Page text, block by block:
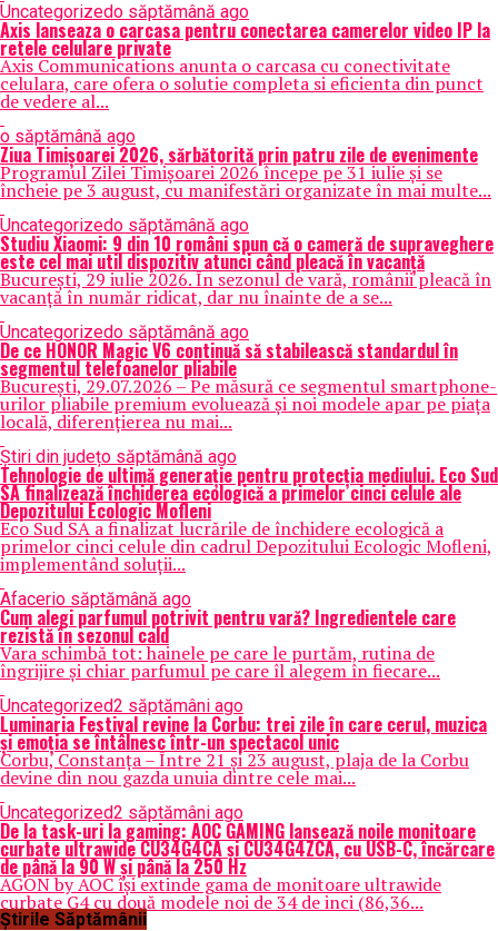
Uncategorizedo săptămână ago
Axis lanseaza o carcasa pentru conectarea camerelor video IP la
retele celulare private
Axis Communications anunta o carcasa cu conectivitate
celulara, care ofera o solutie completa si eficienta din punct
de vedere al...
o săptămână ago
Ziua Timișoarei 2026, sărbătorită prin patru zile de evenimente
Programul Zilei Timișoarei 2026 începe pe 31 iulie și se
încheie pe 3 august, cu manifestări organizate în mai multe...
Uncategorizedo săptămână ago
Studiu Xiaomi: 9 din 10 români spun că o cameră de supraveghere
este cel mai util dispozitiv atunci când pleacă în vacanță
București, 29 iulie 2026. În sezonul de vară, românii pleacă în
vacanță în număr ridicat, dar nu înainte de a se...
Uncategorizedo săptămână ago
De ce HONOR Magic V6 continuă să stabilească standardul în
segmentul telefoanelor pliabile
București, 29.07.2026 – Pe măsură ce segmentul smartphone-
urilor pliabile premium evoluează și noi modele apar pe piața
locală, diferențierea nu mai...
Știri din județo săptămână ago
Tehnologie de ultimă generație pentru protecția mediului. Eco Sud
SA finalizează închiderea ecologică a primelor cinci celule ale
Depozitului Ecologic Mofleni
Eco Sud SA a finalizat lucrările de închidere ecologică a
primelor cinci celule din cadrul Depozitului Ecologic Mofleni,
implementând soluții...
Afacerio săptămână ago
Cum alegi parfumul potrivit pentru vară? Ingredientele care
rezistă în sezonul cald
Vara schimbă tot: hainele pe care le purtăm, rutina de
îngrijire și chiar parfumul pe care îl alegem în fiecare...
Uncategorized2 săptămâni ago
Luminaria Festival revine la Corbu: trei zile în care cerul, muzica
și emoția se întâlnesc într-un spectacol unic
Corbu, Constanța – Între 21 și 23 august, plaja de la Corbu
devine din nou gazda unuia dintre cele mai...
Uncategorized2 săptămâni ago
De la task-uri la gaming: AOC GAMING lansează noile monitoare
curbate ultrawide CU34G4CA și CU34G4ZCA, cu USB-C, încărcare
de până la 90 W și până la 250 Hz
AGON by AOC își extinde gama de monitoare ultrawide
curbate G4 cu două modele noi de 34 de inci (86,36...
Știrile Săptămânii